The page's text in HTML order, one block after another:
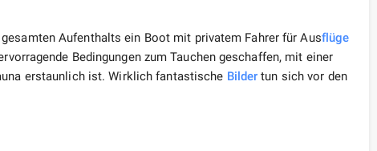
Aufenthalts ein Boot mit privatem Fahrer für Ausflüge
Bedingungen zum Tauchen geschaffen, mit einer
erstaunlich ist. Wirklich fantastische Bilder tun sich vor den